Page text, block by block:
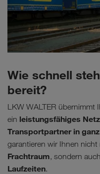
Wie schnell
bereit?
LKW WALTER übernimmt
ein leistungsfähiges
Transportpartner in
garantieren wir Ihnen nicht
Frachtraum, sondern auch
Laufzeiten.